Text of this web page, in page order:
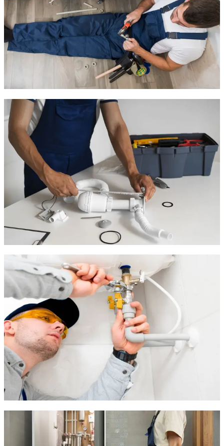
Les fuites d'eau, visibles ou encastrées
Les toilettes bouchées ou qui débordent
Les chasses d'eau défectueuses
Les canalisations obstruées
Grâce à nos équipements professionnels, nous réalisons des
inspections par camérapour localiser précisément les
anomalies. Notre priorité : résoudre le problème dès la
première visite, sans mauvaise surprise.
Installation de sanitaires et
robinetterie à Saussan
Vous rénovez une salle de bain ou une cuisine à Saussan ? Nous
installons tous vos équipements sanitaires avec soin :
Lavabos, éviers, robinetterie design
Colonnes de douche, baignoires et WC suspendus
Systèmes de filtration ou traitement d'eau
Nous assurons aussi lesraccordements, les
réseaux
d'évacuation, et vous conseillons sur des
responsables
comme les systèmes de récupération d'eau de
Entretien et remplacement de
chauffe-eau à Saussan
Un ballon d'eau chaude qui faiblit ? Une panne soudaine ? À
Saussan, nous intervenons rapidement pour :
L'entretien de chauffe-eau (gaz, électrique,
thermodynamique)
Le détartrage et la vérification des raccords
Le remplacement complet de l'appareil
Un entretien régulier permet de faire des
d'énergie
et d'éviter les pannes coûteuses. Nous vous guidons
aussi sur le modèle le plus adapté à votre logement.
Travaux de plomberie sur mesure et
rénovation à Saussan